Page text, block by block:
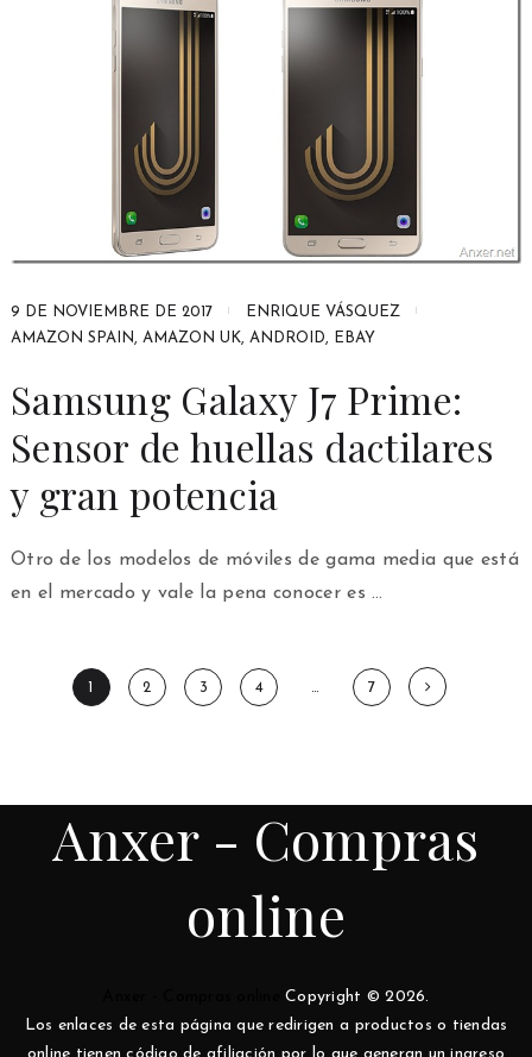
9 DE NOVIEMBRE DE 2017
ENRIQUE VÁSQUEZ
AMAZON SPAIN, AMAZON UK, ANDROID, EBAY
Samsung Galaxy J7 Prime:
Sensor de huellas dactilares
y gran potencia
Otro de los modelos de móviles de gama media que está
en el mercado y vale la pena conocer es …
Paginación
entradas
1 2 3 4 … 7
Anxer - Compras
online
Copyright © 2026.
Los enlaces de esta página que redirigen a productos o tiendas